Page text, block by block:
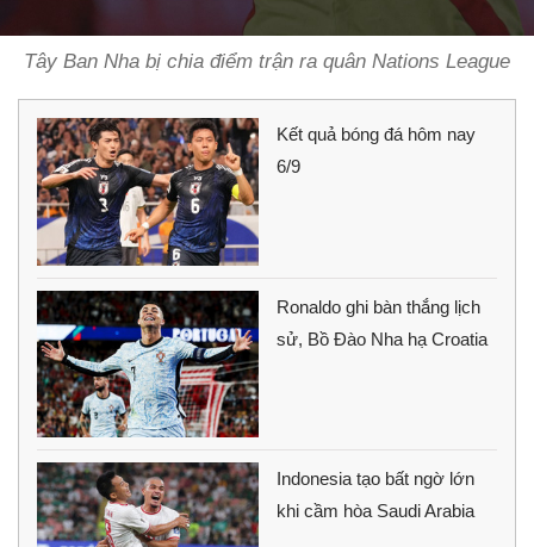
Tây Ban Nha bị chia điểm trận ra quân Nations League
Kết quả bóng đá hôm nay
6/9
Ronaldo ghi bàn thắng lịch
sử, Bồ Đào Nha hạ Croatia
Indonesia tạo bất ngờ lớn
khi cầm hòa Saudi Arabia